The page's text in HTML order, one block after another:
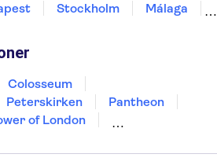
Stockholm
Málaga
Colosseum
Peterskirken
Pantheon
of London
Alcatraz